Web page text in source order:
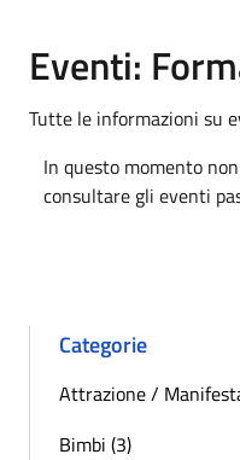
Eventi:
Tutte le informazioni su
In questo momento
consultare gli eventi
Categorie
Attrazione /
Bimbi (3)